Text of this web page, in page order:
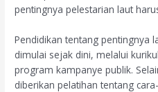
pentingnya pelestarian laut
Pendidikan tentang pentingnya
dimulai sejak dini, melalui
program kampanye publik.
diberikan pelatihan tentang